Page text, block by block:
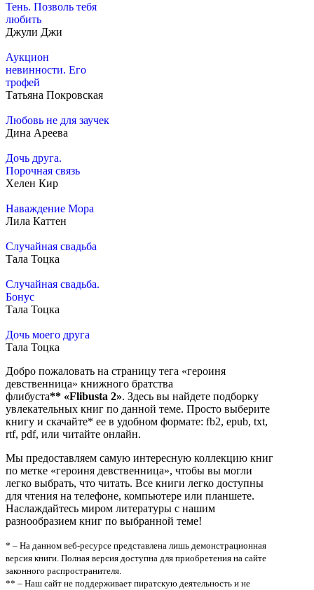
Тень. Позволь тебя
любить
Джули Джи
Аукцион
невинности. Его
трофей
Татьяна Покровская
Любовь не для заучек
Дина Ареева
Дочь друга.
Порочная связь
Хелен Кир
Наваждение Мора
Лила Каттен
Случайная свадьба
Тала Тоцка
Случайная свадьба.
Бонус
Тала Тоцка
Дочь моего друга
Тала Тоцка
Добро пожаловать на страницу тега «героиня
девственница» книжного братства
флибуста** «Flibusta 2». Здесь вы найдете подборку
увлекательных книг по данной теме. Просто выберите
книгу и скачайте* ее в удобном формате: fb2, epub, txt,
rtf, pdf, или читайте онлайн.
Мы предоставляем самую интересную коллекцию книг
по метке «героиня девственница», чтобы вы могли
легко выбрать, что читать. Все книги легко доступны
для чтения на телефоне, компьютере или планшете.
Наслаждайтесь миром литературы с нашим
разнообразием книг по выбранной теме!
* – На данном веб-ресурсе представлена лишь демонстрационная
версия книги. Полная версия доступна для приобретения на сайте
законного распространителя.
** – Наш сайт не поддерживает пиратскую деятельность и не